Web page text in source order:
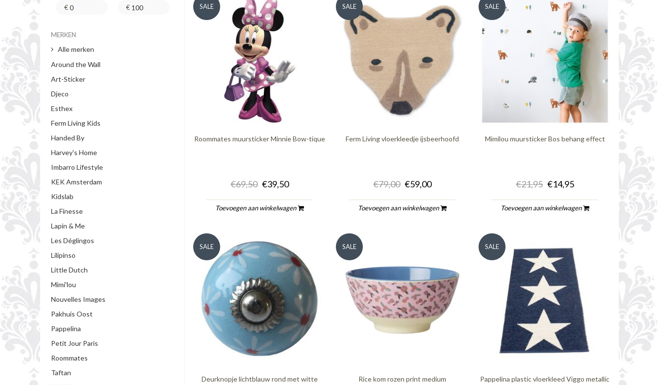
€ €
MERKEN
Alle merken
Around the Wall
Art-Sticker
Djeco
Esthex
Ferm Living Kids
Handed By
Harvey's Home
Imbarro Lifestyle
KEK Amsterdam
Kidslab
La Finesse
Lapin & Me
Les Déglingos
Lilipinso
Little Dutch
Mimi'lou
Nouvelles Images
Pakhuis Oost
Pappelina
Petit Jour Paris
Roommates
Taftan
SALE
Roommates muursticker Minnie Bow-tique
€69,50 €39,50
Toevoegen aan winkelwagen
SALE
Ferm Living vloerkleedje ijsbeerhoofd
€79,00 €59,00
Toevoegen aan winkelwagen
SALE
Mimilou muursticker Bos behang effect
€21,95 €14,95
Toevoegen aan winkelwagen
SALE
Deurknopje lichtblauw rond met witte
SALE
Rice kom rozen print medium
SALE
Pappelina plastic vloerkleed Viggo metallic